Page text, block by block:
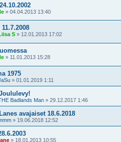
» 04.04.2013 13:40
S » 12.01.2013 17:02
» 11.01.2013 15:28
1975
» 01.01.2019 1:11
Badlands Man » 29.12.2017 1:46
avajaiset 18.6.2018
» 19.06.2018 12:52
» 18.01.2013 10:55